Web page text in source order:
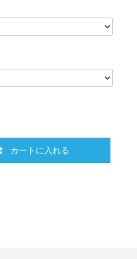
カートに入れる